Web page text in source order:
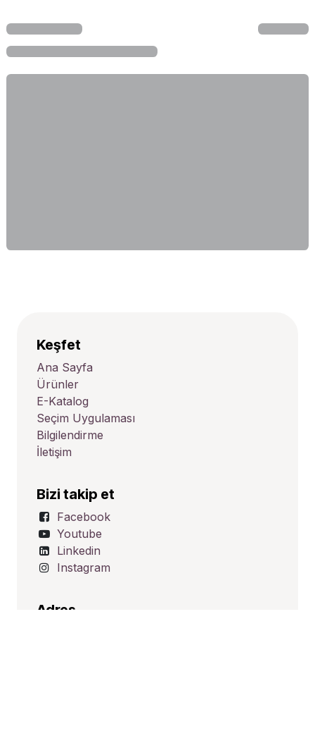
Keşfet
Ana Sayfa
Ürünler
E-Katalog
Seçim Uygulaması
Bilgilendirme
İletişim
Bizi takip et
Facebook
Youtube
Linkedin
Instagram
Adres